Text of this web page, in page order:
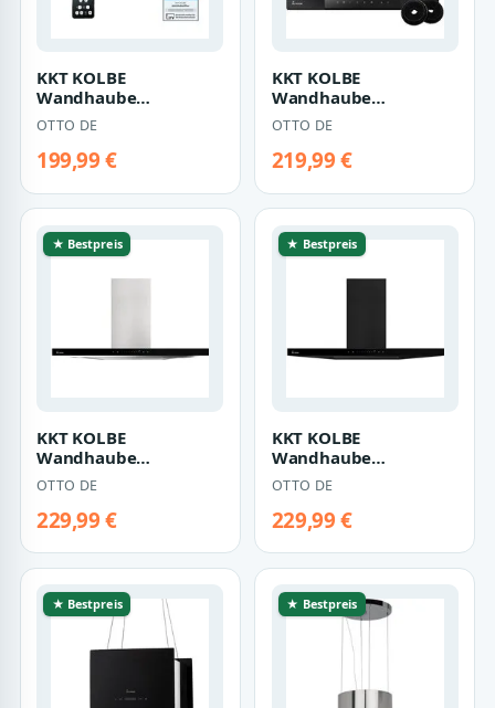
KKT KOLBE
Wandhaube
Dunstabzugshaube
60cm FLAT6006S
Dunstabzugshaube 6…
OTTO DE
199,99 €
KKT KOLBE
Wandhaube
Dunstabzugshaube
60cm SHAPE6005S
Dunstabzugshaube…
OTTO DE
219,99 €
★ Bestpreis
KKT KOLBE
Wandhaube
Wandhaube
Dunstabzugshaube
90cm FLAT9006ED
Wandhau…
OTTO DE
229,99 €
★ Bestpreis
KKT KOLBE
Wandhaube
Wandhaube
Dunstabzugshaube
90cm FLAT9006S
Wandhaub…
OTTO DE
229,99 €
★ Bestpreis ★ Bestpreis